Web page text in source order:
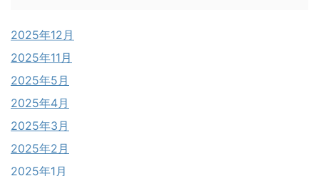
2025年12月
2025年11月
2025年5月
2025年4月
2025年3月
2025年2月
2025年1月